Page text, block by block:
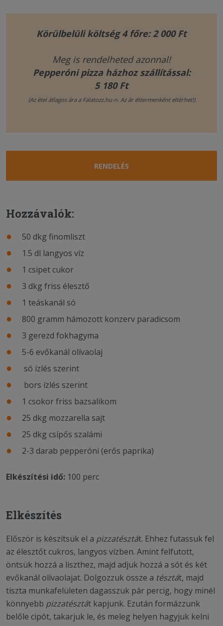
Körülbelüli költség 4 főre: 2 000 Ft
Meg is rendelheted azonnal!
Pepperóni pizza házhoz szállítással:
5 180 Ft
(Az étel átlagos ára a Falatozz.hu-n. Az ár éttermenként eltérhet!)
RENDELÉS
Hozzávalók:
50 dkg finomliszt
1.5 dl langyos víz
1 csipet cukor
3 dkg friss élesztő
1 teáskanál só
800 gramm hámozott konzerv paradicsom
3 gerezd fokhagyma
5-6 evőkanál olívaolaj
só ízlés szerint
bors ízlés szerint
1 csokor friss bazsalikom
25 dkg mozzarella sajt
25 dkg csípős szalámi
2-3 darab pepperóni (erős paprika)
Elkészítési idő: 100 perc
Elkészítés
Először is készítsük el a pizzatésztát. Ehhez futassuk fel
az élesztőt cukros, langyos vízben. Amint felfutott,
öntsük hozzá a liszthez, majd adjuk hozzá a sót és két
evőkanál olívaolajat. Dolgozzuk össze a tésztát, majd
tiszta munkafelületen dagasszuk pár percig, hogy minél
könnyebb pizzatésztát kapjunk. Ezután formázzunk
belőle cipót, takarjuk le, és meleg helyen hagyjuk kelni